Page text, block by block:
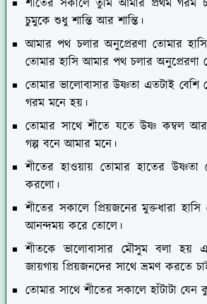
চুমুকে শুধু শান্তি আর শান্তি।
আমার পথ চলার অনুপ্রেরণা তোমার
তোমার হাসি আমার পথ চলার অনুপ্রেরণা
তোমার ভালোবাসার উষ্ণতা এতটাই
গরম মনে হয়।
তোমার সাথে শীতে যতে উষ্ণ কম্বল
গল্প বনে আমার মনে।
শীতের হাওয়ায় তোমার হাতের
করলো।
শীতের সকালে প্রিয়জনের মুক্তধারা
আনন্দময় করে তোলে।
শীতকে ভালোবাসার মৌসুম বলা হয়
জায়গায় প্রিয়জনদের সাথে ভ্রমণ করতে
তোমার সাথে শীতের সকালে হাঁটাটা যেন